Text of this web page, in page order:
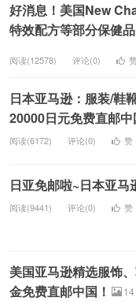
好消息！美国New
特效配方等部分保健
阅读(12578) 评论(0)
日本亚马逊：服装/鞋
20000日元免费直邮中
阅读(6172) 评论(0) 赞
日亚免邮啦~日本亚马
阅读(9441) 评论(0) 赞
美国亚马逊精选服饰
金免费直邮中国！
14